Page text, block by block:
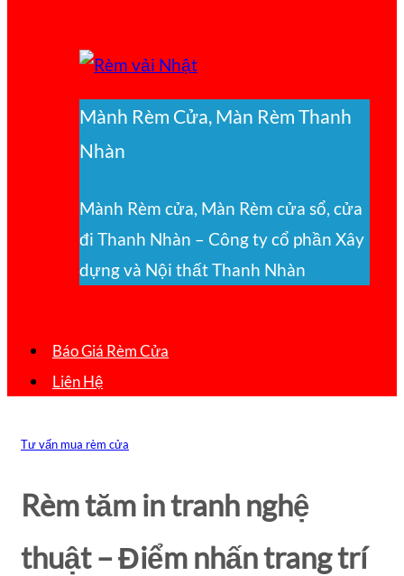
Mành Rèm Cửa, Màn Rèm Thanh
Nhàn
Mành Rèm cửa, Màn Rèm cửa sổ, cửa
đi Thanh Nhàn – Công ty cổ phần Xây
dựng và Nội thất Thanh Nhàn
Báo Giá Rèm Cửa
Liên Hệ
Tư vấn mua rèm cửa
Rèm tăm in tranh nghệ
thuật – Điểm nhấn trang trí